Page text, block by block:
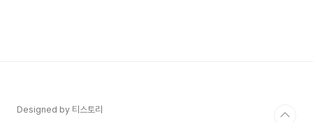
Designed by 티스토리